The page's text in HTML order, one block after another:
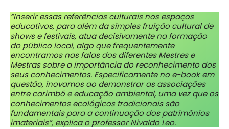
“Inserir essas referências culturais nos espaços
educativos, para além da simples fruição cultural de
shows e festivais, atua decisivamente na formação
do público local, algo que frequentemente
encontramos nas falas dos diferentes Mestres e
Mestras sobre a importância do reconhecimento dos
seus conhecimentos. Especificamente no e-book em
questão, inovamos ao demonstrar as associações
entre carimbó e educação ambiental, uma vez que os
conhecimentos ecológicos tradicionais são
fundamentais para a continuação dos patrimônios
imateriais”, explica o professor Nivaldo Leo.